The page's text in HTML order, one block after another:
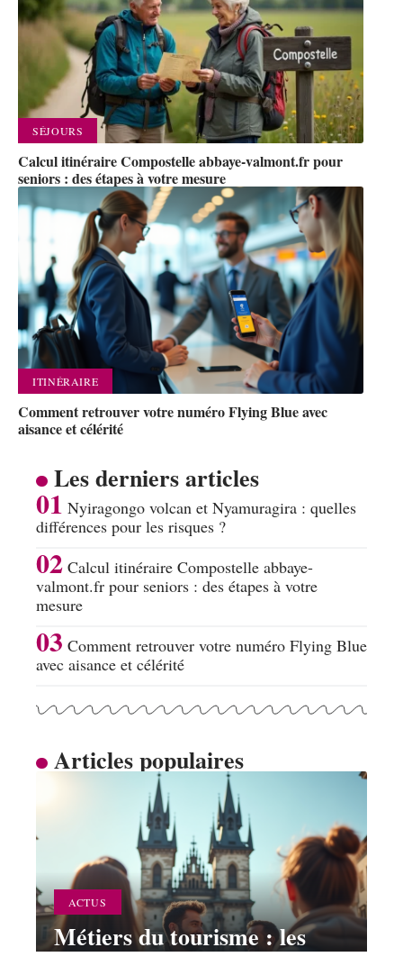
SÉJOURS
Calcul itinéraire Compostelle abbaye-valmont.fr pour
seniors : des étapes à votre mesure
ITINÉRAIRE
Comment retrouver votre numéro Flying Blue avec
aisance et célérité
Les derniers articles
Nyiragongo volcan et Nyamuragira : quelles
différences pour les risques ?
Calcul itinéraire Compostelle abbaye-
valmont.fr pour seniors : des étapes à votre
mesure
Comment retrouver votre numéro Flying Blue
avec aisance et célérité
Articles populaires
ACTUS
Métiers du tourisme : les
plus adaptés pour une